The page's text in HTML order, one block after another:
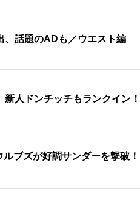
、話題のADも／ウエスト編
人ドンチッチもランクイン！
ブズが好調サンダーを撃破！